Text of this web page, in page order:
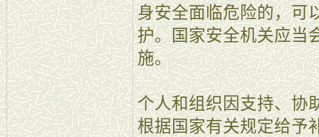
身安全面临危险的，可
护。国家安全机关应当
施。
个人和组织因支持、协
根据国家有关规定给予